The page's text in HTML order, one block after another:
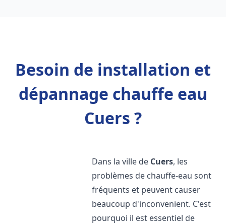
Besoin de installation et
dépannage chauffe eau
Cuers ?
Dans la ville de Cuers, les
problèmes de chauffe-eau sont
fréquents et peuvent causer
beaucoup d'inconvenient. C'est
pourquoi il est essentiel de